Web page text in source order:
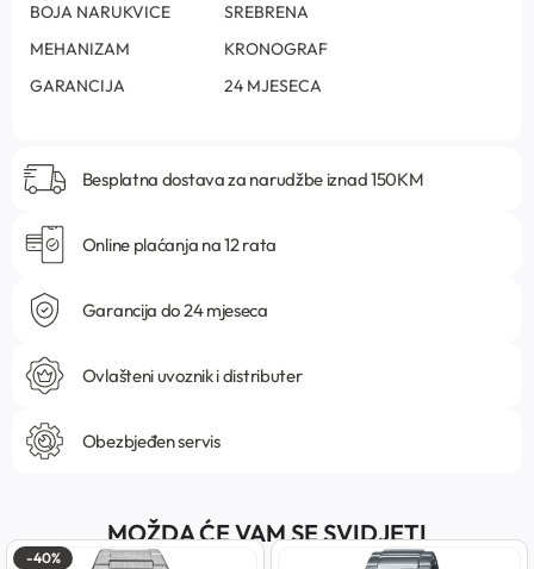
BOJA NARUKVICE
SREBRENA
MEHANIZAM
KRONOGRAF
GARANCIJA
24 MJESECA
Besplatna dostava za narudžbe iznad 150KM
Online plaćanja na 12 rata
Garancija do 24 mjeseca
Ovlašteni uvoznik i distributer
Obezbjeđen servis
MOŽDA ĆE VAM SE SVIDJETI
-40%